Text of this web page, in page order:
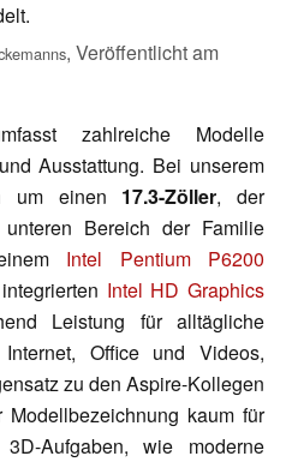
, Veröffentlicht am
zahlreiche Modelle
Ausstattung. Bei unserem
um einen 17.3-Zöller, der
Bereich der Familie
Intel Pentium P6200
Intel HD Graphics
Leistung für alltägliche
Office und Videos,
zu den Aspire-Kollegen
Modellbezeichnung kaum für
Aufgaben, wie moderne